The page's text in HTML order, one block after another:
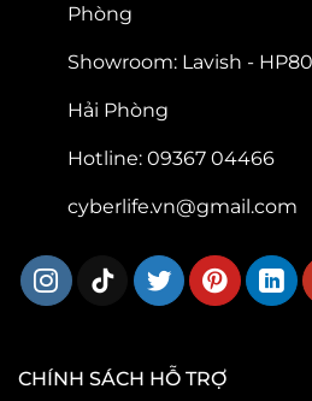
Phòng
Showroom: Lavish -
Hải Phòng
Hotline: 09367 04466
cyberlife.vn@gmail.com
CHÍNH SÁCH HỖ TRỢ